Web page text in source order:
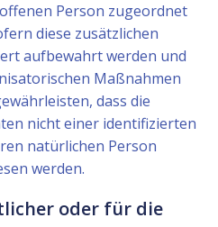
Person zugeordnet
diese zusätzlichen
aufbewahrt werden und
Maßnahmen
dass die
nicht einer identifizierten
natürlichen Person
werden.
oder für die